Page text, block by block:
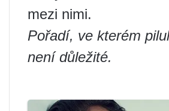
mezi nimi.
Pořadí, ve kterém
není důležité.